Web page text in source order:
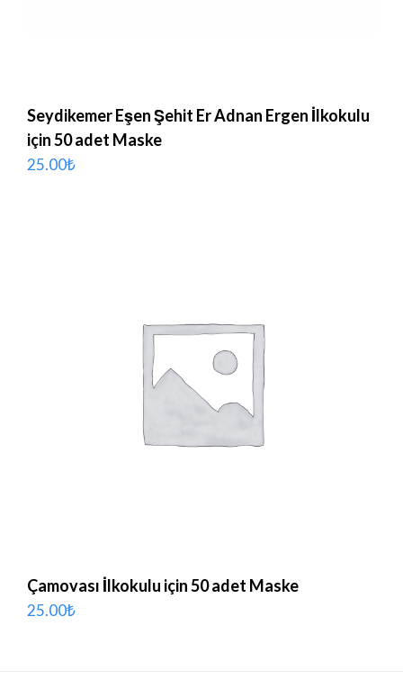
Seydikemer Eşen Şehit Er Adnan Ergen İlkokulu
için 50 adet Maske
25.00₺
Çamovası İlkokulu için 50 adet Maske
25.00₺